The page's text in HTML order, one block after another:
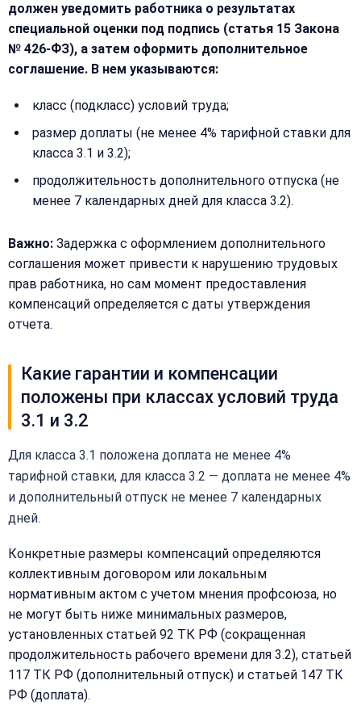
меню
должен уведомить работника о результатах
специальной оценки под подпись (статья 15 Закона
№ 426-ФЗ), а затем оформить дополнительное
соглашение. В нем указываются:
класс (подкласс) условий труда;
размер доплаты (не менее 4% тарифной ставки для
класса 3.1 и 3.2);
продолжительность дополнительного отпуска (не
менее 7 календарных дней для класса 3.2).
Важно: Задержка с оформлением дополнительного
соглашения может привести к нарушению трудовых
прав работника, но сам момент предоставления
компенсаций определяется с даты утверждения
отчета.
Какие гарантии и компенсации
положены при классах условий труда
3.1 и 3.2
Для класса 3.1 положена доплата не менее 4%
тарифной ставки, для класса 3.2 — доплата не менее 4%
и дополнительный отпуск не менее 7 календарных
дней.
Конкретные размеры компенсаций определяются
коллективным договором или локальным
нормативным актом с учетом мнения профсоюза, но
не могут быть ниже минимальных размеров,
установленных статьей 92 ТК РФ (сокращенная
продолжительность рабочего времени для 3.2), статьей
117 ТК РФ (дополнительный отпуск) и статьей 147 ТК
РФ (доплата).
Написать
нам
Имя:
Email:
Бесплатная
консультация
Оставьте
имя
и
телефон
—
перезвоним